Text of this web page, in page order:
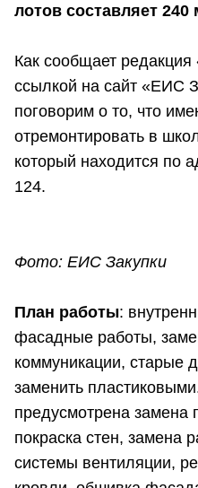
лотов составляет
Как сообщает
ссылкой на сайт «ЕИС
поговорим о то, что
отремонтировать в
который находится по
124.
Фото: ЕИС Закупки
План работы:
фасадные работы,
коммуникации, старые
заменить
предусмотрена замена
покраска стен, замена
системы вентиляции,